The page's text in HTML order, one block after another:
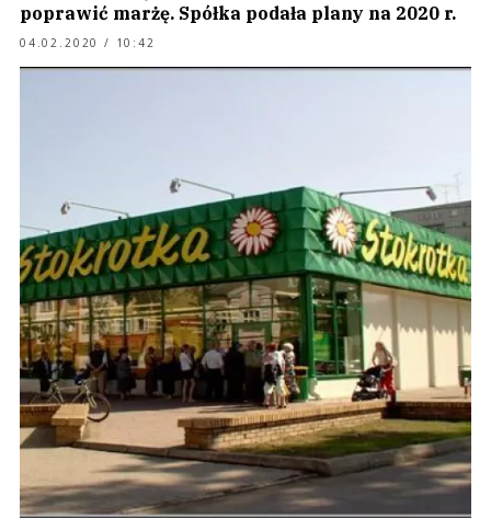
poprawić marżę. Spółka podała plany na 2020 r.
04.02.2020 / 10:42